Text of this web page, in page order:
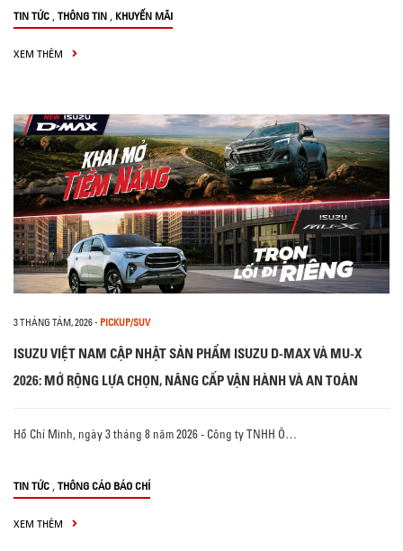
TIN TỨC , THÔNG TIN , KHUYẾN MÃI
XEM THÊM
3 THÁNG TÁM, 2026- PICKUP/SUV
ISUZU VIỆT NAM CẬP NHẬT SẢN PHẨM ISUZU D-MAX VÀ MU-X
2026: MỞ RỘNG LỰA CHỌN, NÂNG CẤP VẬN HÀNH VÀ AN TOÀN
Hồ Chí Minh, ngày 3 tháng 8 năm 2026 - Công ty TNHH Ô…
TIN TỨC , THÔNG CÁO BÁO CHÍ
XEM THÊM